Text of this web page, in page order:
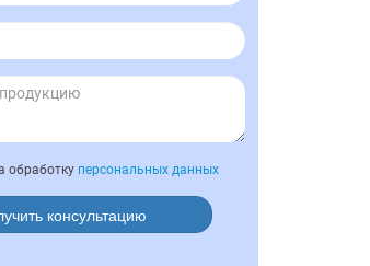
обработку персональных данных
консультацию